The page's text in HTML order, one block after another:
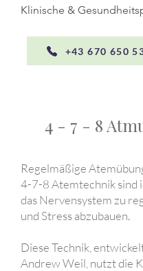
Klinische &
+43 670 650
4 - 7 - 8
Regelmäßige
4-7-8 Atemtechnik sind
das Nervensystem zu
und Stress abzubauen.
Diese Technik,
Andrew Weil, nutzt die